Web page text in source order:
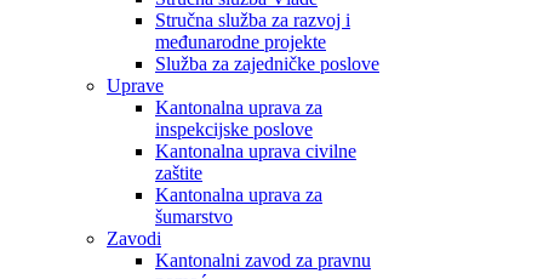
Stručna služba za razvoj i
međunarodne projekte
Služba za zajedničke poslove
Uprave
Kantonalna uprava za
inspekcijske poslove
Kantonalna uprava civilne
zaštite
Kantonalna uprava za
šumarstvo
Zavodi
Kantonalni zavod za pravnu